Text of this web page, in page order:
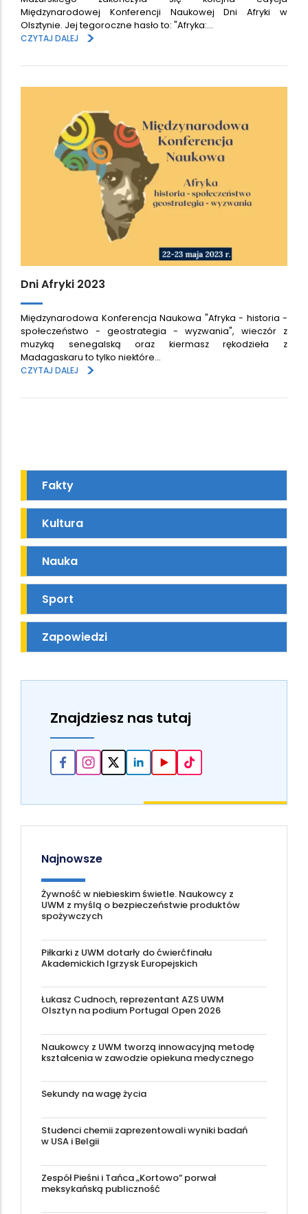
Międzynarodowej Konferencji Naukowej Dni Afryki w
Olsztynie. Jej tegoroczne hasło to: "Afryka:…
CZYTAJ DALEJ
>
Dni Afryki 2023
Międzynarodowa Konferencja Naukowa "Afryka - historia -
społeczeństwo - geostrategia - wyzwania", wieczór z
muzyką senegalską oraz kiermasz rękodzieła z
Madagaskaru to tylko niektóre…
CZYTAJ DALEJ
>
Fakty
Kultura
Nauka
Sport
Zapowiedzi
Znajdziesz nas tutaj
Najnowsze
Żywność w niebieskim świetle. Naukowcy z
UWM z myślą o bezpieczeństwie produktów
spożywczych
Piłkarki z UWM dotarły do ćwierćfinału
Akademickich Igrzysk Europejskich
Łukasz Cudnoch, reprezentant AZS UWM
Olsztyn na podium Portugal Open 2026
Naukowcy z UWM tworzą innowacyjną metodę
kształcenia w zawodzie opiekuna medycznego
Sekundy na wagę życia
Studenci chemii zaprezentowali wyniki badań
w USA i Belgii
Zespół Pieśni i Tańca „Kortowo” porwał
meksykańską publiczność